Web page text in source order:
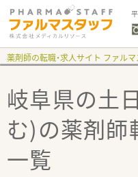
薬剤師の転職・求人サイト ファル
岐阜県の土
む)の薬剤師
一覧